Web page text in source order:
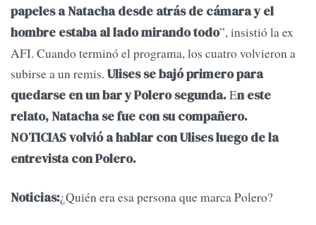
papeles a Natacha desde atrás de cámara y el
hombre estaba al lado mirando todo”, insistió la ex
AFI. Cuando terminó el programa, los cuatro volvieron a
subirse a un remis. Ulises se bajó primero para
quedarse en un bar y Polero segunda.En este
relato, Natacha se fue con su compañero.
NOTICIAS volvió a hablar con Ulises luego de la
entrevista con Polero.
Noticias:¿Quién era esa persona que marca Polero?